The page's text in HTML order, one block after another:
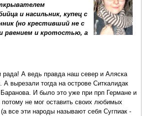
и насильник, купец с
(но крестивший не с
рвением и кротостью, а
А ведь правда наш север и Аляска
А вырезали тогда на острове Ситкалидак
И было это уже при прп Германе и
потому не мог оставить своих любимых
все эти народы называют себя Сугпиак -